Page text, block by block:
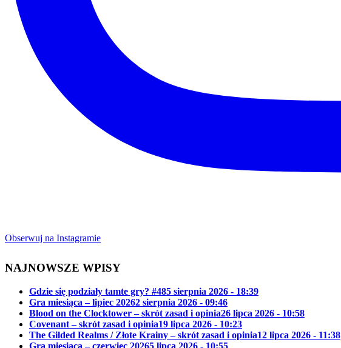
Obserwuj na Instagramie
NAJNOWSZE WPISY
Gdzie się podziały tamte gry? #485 sierpnia 2026 - 18:39
Gra miesiąca – lipiec 20262 sierpnia 2026 - 09:46
Blood on the Clocktower – skrót zasad i opinia26 lipca 2026 - 10:58
Covenant – skrót zasad i opinia19 lipca 2026 - 10:23
The Gilded Realms / Złote Krainy – skrót zasad i opinia12 lipca 2026 - 11:38
Gra miesiąca – czerwiec 20265 lipca 2026 - 10:55